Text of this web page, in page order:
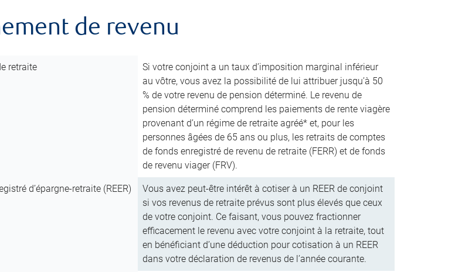
de revenu
retraite
Si votre conjoint a un taux d’imposition marginal inférieur
au vôtre, vous avez la possibilité de lui attribuer jusqu’à 50
% de votre revenu de pension déterminé. Le revenu de
pension déterminé comprend les paiements de rente viagère
provenant d’un régime de retraite agréé* et, pour les
personnes âgées de 65 ans ou plus, les retraits de comptes
de fonds enregistré de revenu de retraite (FERR) et de fonds
de revenu viager (FRV).
d’épargne-retraite (REER)
Vous avez peut-être intérêt à cotiser à un REER de conjoint
si vos revenus de retraite prévus sont plus élevés que ceux
de votre conjoint. Ce faisant, vous pouvez fractionner
efficacement le revenu avec votre conjoint à la retraite, tout
en bénéficiant d’une déduction pour cotisation à un REER
dans votre déclaration de revenus de l’année courante.